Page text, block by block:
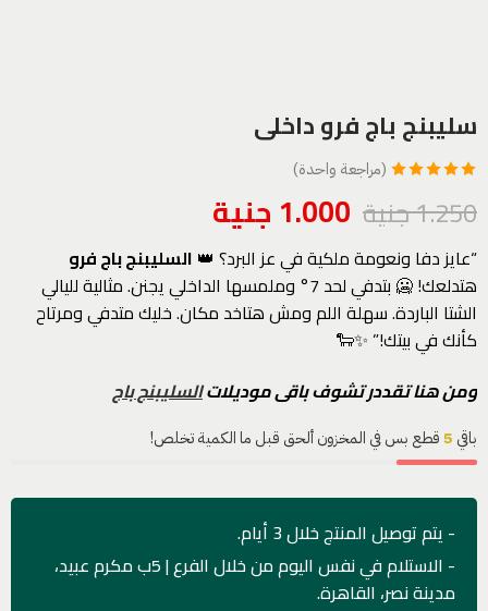
سليبنج باج فرو داخلى
5.00
من 5
عميل واحد
(مراجعة واحدة)
1.250جنية 1.000 جنية
“عايز دفا ونعومة ملكية في عز البرد؟ 👑 السليبنج باج فرو
هتدلعك! 🥶 بتدفي لحد 7° وملمسها الداخلي يجنن. مثالية لليالي
الشتا الباردة. سهلة اللم ومش هتاخد مكان. خليك متدفي ومرتاح
كأنك في بيتك!” ✨🐑
ومن هنا تقددر تشوف باقى موديلاتالسليبنج باج
باقي 5قطع بس في المخزون ألحق قبل ما الكمية تخلص!
- يتم توصيل المنتج خلال 3 أيام.
- الاستلام في نفس اليوم من خلال الفرع | 5ب مكرم عبيد،
مدينة نصر، القاهرة.